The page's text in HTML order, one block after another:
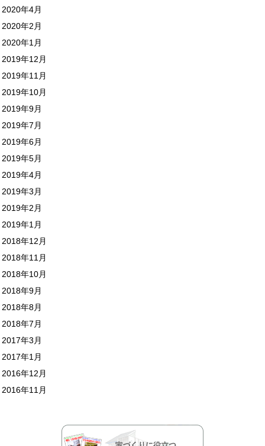
2020年4月
2020年2月
2020年1月
2019年12月
2019年11月
2019年10月
2019年9月
2019年7月
2019年6月
2019年5月
2019年4月
2019年3月
2019年2月
2019年1月
2018年12月
2018年11月
2018年10月
2018年9月
2018年8月
2018年7月
2017年3月
2017年1月
2016年12月
2016年11月